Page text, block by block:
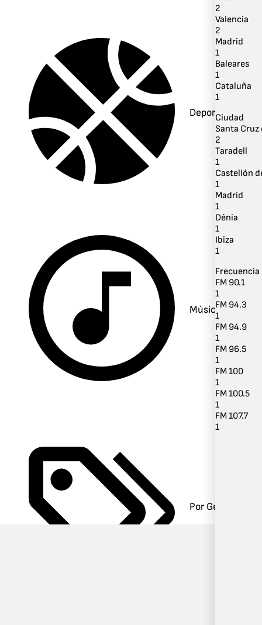
Deportes
Música
Por Género
2
Valencia
2
Madrid
1
Baleares
1
Cataluña
1
Ciudad
Santa Cruz
2
Taradell
1
Castellón
1
Madrid
1
Dénia
1
Ibiza
1
Frecuencia
FM 90.1
1
FM 94.3
1
FM 94.9
1
FM 96.5
1
FM 100
1
FM 100.5
1
FM 107.7
1